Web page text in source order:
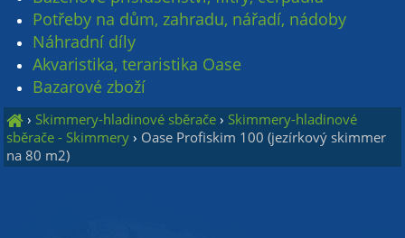
Potřeby na dům, zahradu, nářadí, nádoby
Náhradní díly
Akvaristika, teraristika Oase
Bazarové zboží
› Skimmery-hladinové sběrače › Skimmery-hladinové
sběrače - Skimmery › Oase Profiskim 100 (jezírkový skimmer
na 80 m2)